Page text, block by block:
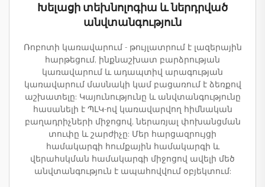
Խելացի տեխնոլոգիա և ներդրված
անվտանգություն
Ռոբոտի կառավարում - թույլատրում է լազերային
հարթեցում, ինքնաշխատ բարձրության
կառավարում և ադապտիվ արագության
կառավարում մասնակի կամ բացառում է ձեռքով
աշխատելը: Կայունությունը և անվտանգությունը
հասանելի է ՊԼԿ-ով կառավարվող հիմնական
բաղադրիչների միջոցով, ներառյալ փոխանցման
տուփը և շարժիչը: Մեր հարցազրույցի
համակարգի հումքային համակարգի և
վերահսկման համակարգի միջոցով ավելի մեծ
անվտանգություն է ապահովվում օբյեկտում: